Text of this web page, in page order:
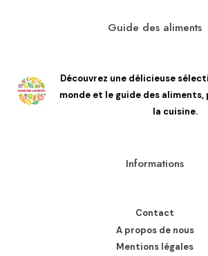
Guide des aliments
Découvrez une délicieuse
monde et le guide des aliments,
la cuisine.
Informations
Contact
A propos de nous
Mentions légales